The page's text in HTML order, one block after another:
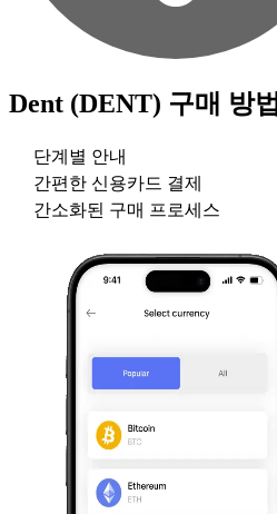
Dent (DENT) 구매 방법
단계별 안내
간편한 신용카드 결제
간소화된 구매 프로세스